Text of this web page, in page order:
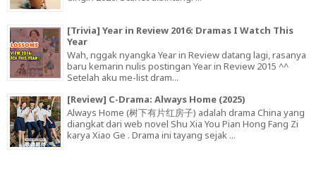
[Trivia] Year in Review 2016: Dramas I Watch This
Year
Wah, nggak nyangka Year in Review datang lagi, rasanya
baru kemarin nulis postingan Year in Review 2015 ^^
Setelah aku me-list dram...
[Review] C-Drama: Always Home (2025)
Always Home (树下有片红房子) adalah drama China yang
diangkat dari web novel Shu Xia You Pian Hong Fang Zi
karya Xiao Ge . Drama ini tayang sejak ...